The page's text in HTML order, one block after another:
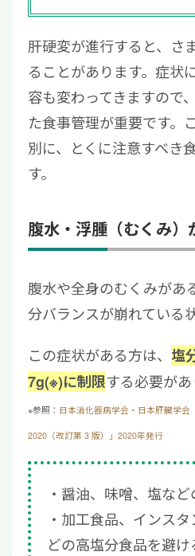
肝硬変が進行すると、さ
ることがあります。症状
容も変わってきますので
た食事管理が重要です。
別に、とくに注意すべき
す。
腹水・浮腫（むくみ）
腹水や全身のむくみがあ
分バランスが崩れている
この症状がある方は、 塩
7g(※)に制限する必要があ
※参照： 日本消化器病学会・日本肝臓学会
2020（改訂第 3 版）」2020年発行
醤油、味噌、塩な
加工食品、インス
どの高塩分食品を避け